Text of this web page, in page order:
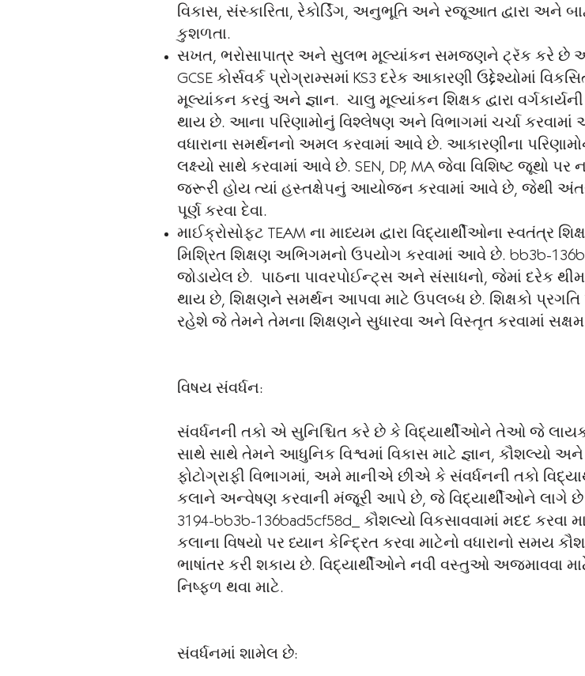
વિકાસ, સંસ્કારિતા, રેકોર્ડિંગ, અનુભૂતિ અને રજૂઆત દ્વારા અને
કુશળતા.
સખત, ભરોસાપાત્ર અને સુલભ મૂલ્યાંકન સમજણને ટ્રૅક કરે છે
GCSE કોર્સવર્ક પ્રોગ્રામ્સમાં KS3 દરેક આકારણી ઉદ્દેશ્યોમાં
મૂલ્યાંકન કરવું અને જ્ઞાન. ચાલુ મૂલ્યાંકન શિક્ષક દ્વારા
થાય છે. આના પરિણામોનું વિશ્લેષણ અને વિભાગમાં ચર્ચા
વધારાના સમર્થનનો અમલ કરવામાં આવે છે. આકારણીના
લક્ષ્યો સાથે કરવામાં આવે છે. SEN, DP, MA જેવા વિશિષ્ટ જૂથો
જરૂરી હોય ત્યાં હસ્તક્ષેપનું આયોજન કરવામાં આવે છે, જેથી અંતર
પૂર્ણ કરવા દેવા.
માઈક્રોસોફ્ટ TEAM ના માધ્યમ દ્વારા વિદ્યાર્થીઓના સ્વતંત્ર
મિશ્રિત શિક્ષણ અભિગમનો ઉપયોગ કરવામાં આવે છે. bb3b-
જોડાયેલ છે. પાઠના પાવરપોઈન્ટ્સ અને સંસાધનો, જેમાં દરેક
થાય છે, શિક્ષણને સમર્થન આપવા માટે ઉપલબ્ધ છે. શિક્ષકો પ્રગતિ
રહેશે જે તેમને તેમના શિક્ષણને સુધારવા અને વિસ્તૃત કરવામાં
વિષય સંવર્ધન:
સંવર્ધનની તકો એ સુનિશ્ચિત કરે છે કે વિદ્યાર્થીઓને તેઓ જે
સાથે સાથે તેમને આધુનિક વિશ્વમાં વિકાસ માટે જ્ઞાન,
ફોટોગ્રાફી વિભાગમાં, અમે માનીએ છીએ કે સંવર્ધનની તકો
કલાને અન્વેષણ કરવાની મંજૂરી આપે છે, જે વિદ્યાર્થીઓને લાગે છે
3194-bb3b-136bad5cf58d_ કૌશલ્યો વિકસાવવામાં મદદ કરવા
કલાના વિષયો પર ધ્યાન કેન્દ્રિત કરવા માટેનો વધારાનો સમય
ભાષાંતર કરી શકાય છે. વિદ્યાર્થીઓને નવી વસ્તુઓ અજમાવવા
નિષ્ફળ થવા માટે.
સંવર્ધનમાં શામેલ છે: